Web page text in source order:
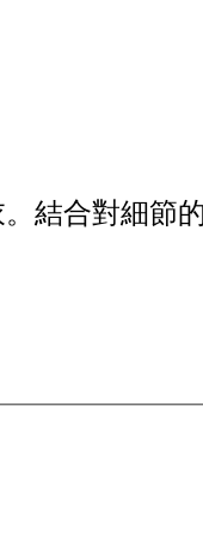
結合對細節